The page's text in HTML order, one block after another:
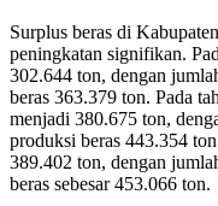
Surplus beras di
peningkatan signifikan.
302.644 ton, dengan
beras 363.379 ton. Pada
menjadi 380.675 ton,
produksi beras 443.354
389.402 ton, dengan
beras sebesar 453.066 ton.